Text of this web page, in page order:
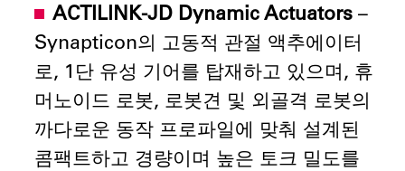
ACTILINK-JD Dynamic Actuators –
Synapticon의 고동적 관절 액추에이터
로, 1단 유성 기어를 탑재하고 있으며, 휴
머노이드 로봇, 로봇견 및 외골격 로봇의
까다로운 동작 프로파일에 맞춰 설계된
콤팩트하고 경량이며 높은 토크 밀도를